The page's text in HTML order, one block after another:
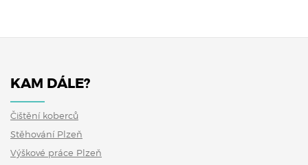
KAM DÁLE?
Čištění koberců
Stěhování Plzeň
Výškové práce Plzeň